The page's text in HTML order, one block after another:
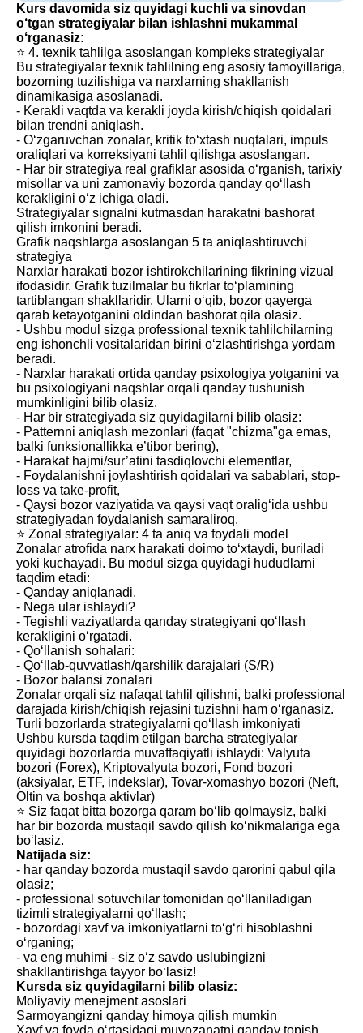
Kurs davomida siz quyidagi kuchli va sinovdan
o‘tgan strategiyalar bilan ishlashni mukammal
o‘rganasiz:
⭐️ 4. texnik tahlilga asoslangan kompleks strategiyalar
Bu strategiyalar texnik tahlilning eng asosiy tamoyillariga,
bozorning tuzilishiga va narxlarning shakllanish
dinamikasiga asoslanadi.
- Kerakli vaqtda va kerakli joyda kirish/chiqish qoidalari
bilan trendni aniqlash.
- O‘zgaruvchan zonalar, kritik to‘xtash nuqtalari, impuls
oraliqlari va korreksiyani tahlil qilishga asoslangan.
- Har bir strategiya real grafiklar asosida o‘rganish, tarixiy
misollar va uni zamonaviy bozorda qanday qo‘llash
kerakligini o‘z ichiga oladi.
Strategiyalar signalni kutmasdan harakatni bashorat
qilish imkonini beradi.
Grafik naqshlarga asoslangan 5 ta aniqlashtiruvchi
strategiya
Narxlar harakati bozor ishtirokchilarining fikrining vizual
ifodasidir. Grafik tuzilmalar bu fikrlar to‘plamining
tartiblangan shakllaridir. Ularni o‘qib, bozor qayerga
qarab ketayotganini oldindan bashorat qila olasiz.
- Ushbu modul sizga professional texnik tahlilchilarning
eng ishonchli vositalaridan birini o‘zlashtirishga yordam
beradi.
- Narxlar harakati ortida qanday psixologiya yotganini va
bu psixologiyani naqshlar orqali qanday tushunish
mumkinligini bilib olasiz.
- Har bir strategiyada siz quyidagilarni bilib olasiz:
- Patternni aniqlash mezonlari (faqat "chizma"ga emas,
balki funksionallikka e’tibor bering),
- Harakat hajmi/sur’atini tasdiqlovchi elementlar,
- Foydalanishni joylashtirish qoidalari va sabablari, stop-
loss va take-profit,
- Qaysi bozor vaziyatida va qaysi vaqt oralig‘ida ushbu
strategiyadan foydalanish samaraliroq.
⭐️ Zonal strategiyalar: 4 ta aniq va foydali model
Zonalar atrofida narx harakati doimo to‘xtaydi, buriladi
yoki kuchayadi. Bu modul sizga quyidagi hududlarni
taqdim etadi:
- Qanday aniqlanadi,
- Nega ular ishlaydi?
- Tegishli vaziyatlarda qanday strategiyani qo‘llash
kerakligini o‘rgatadi.
- Qo‘llanish sohalari:
- Qo‘llab-quvvatlash/qarshilik darajalari (S/R)
- Bozor balansi zonalari
Zonalar orqali siz nafaqat tahlil qilishni, balki professional
darajada kirish/chiqish rejasini tuzishni ham o‘rganasiz.
Turli bozorlarda strategiyalarni qo‘llash imkoniyati
Ushbu kursda taqdim etilgan barcha strategiyalar
quyidagi bozorlarda muvaffaqiyatli ishlaydi: Valyuta
bozori (Forex), Kriptovalyuta bozori, Fond bozori
(aksiyalar, ETF, indekslar), Tovar-xomashyo bozori (Neft,
Oltin va boshqa aktivlar)
⭐️ Siz faqat bitta bozorga qaram bo‘lib qolmaysiz, balki
har bir bozorda mustaqil savdo qilish ko‘nikmalariga ega
bo‘lasiz.
Natijada siz:
- har qanday bozorda mustaqil savdo qarorini qabul qila
olasiz;
- professional sotuvchilar tomonidan qo‘llaniladigan
tizimli strategiyalarni qo‘llash;
- bozordagi xavf va imkoniyatlarni to‘g‘ri hisoblashni
o‘rganing;
- va eng muhimi - siz o‘z savdo uslubingizni
shakllantirishga tayyor bo‘lasiz!
Kursda siz quyidagilarni bilib olasiz:
Moliyaviy menejment asoslari
Sarmoyangizni qanday himoya qilish mumkin
Xavf va foyda o‘rtasidagi muvozanatni qanday topish